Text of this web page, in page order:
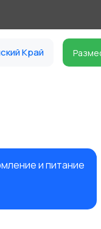
Край
и питание